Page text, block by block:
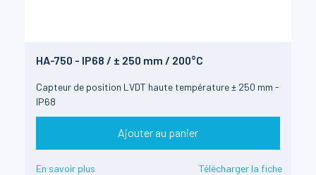
HA-750 - IP68 / ± 250 mm / 200°C
Capteur de position LVDT haute température ± 250 mm -
IP68
Ajouter au panier
En savoir plus Télécharger la fiche